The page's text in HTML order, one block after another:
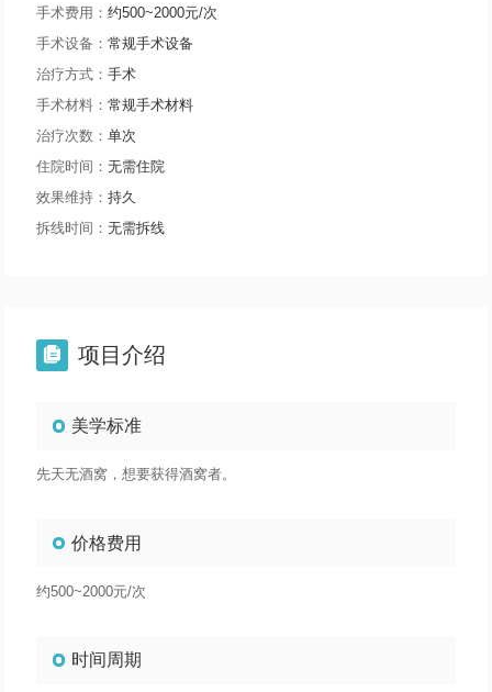
手术费用：约500~2000元/次
手术设备：常规手术设备
治疗方式：手术
手术材料：常规手术材料
治疗次数：单次
住院时间：无需住院
效果维持：持久
拆线时间：无需拆线
 项目介绍
美学标准
先天无酒窝，想要获得酒窝者。
价格费用
约500~2000元/次
时间周期